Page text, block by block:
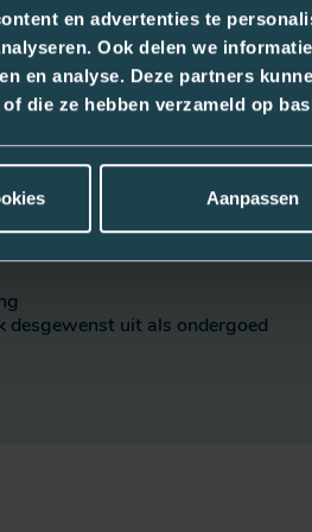
en advertenties te
Ook delen we
en analyse. Deze partners
die ze hebben verzameld op
Aanpassen
large omtrek 145cm Fit
goed omhoog trekken
desgewenst uit als ondergoed